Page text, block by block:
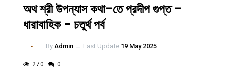
অথ শ্রী উপন্যাস কথা-তে প্রদীপ গুপ্ত -
ধারাবাহিক - চতুর্থ পর্ব
By Admin ــ Last Update 19 May 2025
270 0